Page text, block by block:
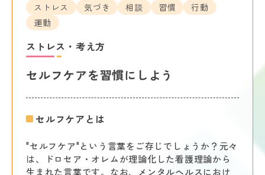
ストレス 気づき 相談 習慣
行動
運動
ストレス・考え方
セルフケアを習慣にしよう
セルフケアとは
"セルフケア"という言葉をご存じでしょうか？元々
は、ドロセア・オレムが理論化した看護理論から
生まれた言葉です。なお、メンタルヘルスにおけ